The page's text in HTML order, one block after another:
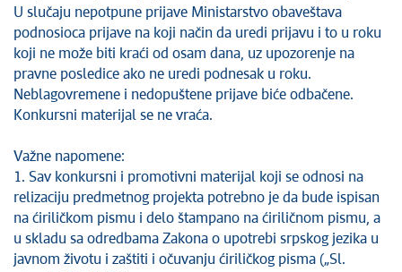
U slučaju nepotpune prijave Ministarstvo obaveštava
podnosioca prijave na koji način da uredi prijavu i to u roku
koji ne može biti kraći od osam dana, uz upozorenje na
pravne posledice ako ne uredi podnesak u roku.
Neblagovremene i nedopuštene prijave biće odbačene.
Konkursni materijal se ne vraća.
Važne napomene:
1. Sav konkursni i promotivni materijal koji se odnosi na
relizaciju predmetnog projekta potrebno je da bude ispisan
na ćiriličkom pismu i delo štampano na ćiriličnom pismu, a
u skladu sa odredbama Zakona o upotrebi srpskog jezika u
javnom životu i zaštiti i očuvanju ćiriličkog pisma („Sl.